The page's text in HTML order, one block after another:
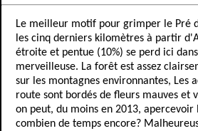
Le meilleur motif pour grimper le Pré
les cinq derniers kilomètres à partir
étroite et pentue (10%) se perd ici
merveilleuse. La forêt est assez
sur les montagnes environnantes, Les
route sont bordés de fleurs mauves et
on peut, du moins en 2013,
combien de temps encore?